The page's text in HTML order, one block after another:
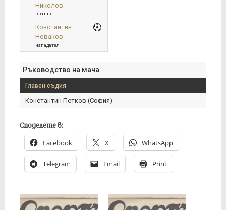
Николов
вратар
Константин
Новаков
нападател
Ръководство на мача
Главен съдия
Константин Петков (София)
Споделете в:
Facebook X WhatsApp
Telegram Email Print